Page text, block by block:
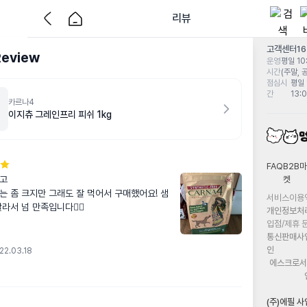
리뷰
카르나4
이지츄 그레인프리 피쉬 1kg
좀 크지만 그래도 잘 먹어서 구매했어요! 샘
서 넘 만족입니다👍🏻
고객센터
운영
시간
평일
(주말,
점심시
간
평
FAQB2B마
켓
서비스이용
개인정보처
입점/제휴
통신판매사
인
에스크로
(주)에필 사